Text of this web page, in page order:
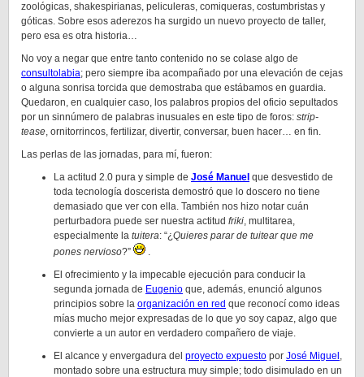
zoológicas, shakespirianas, peliculeras, comiqueras, costumbristas y
góticas. Sobre esos aderezos ha surgido un nuevo proyecto de taller,
pero esa es otra historia…
No voy a negar que entre tanto contenido no se colase algo de
consultolabia; pero siempre iba acompañado por una elevación de cejas
o alguna sonrisa torcida que demostraba que estábamos en guardia.
Quedaron, en cualquier caso, los palabros propios del oficio sepultados
por un sinnúmero de palabras inusuales en este tipo de foros: strip-
tease, ornitorrincos, fertilizar, divertir, conversar, buen hacer… en fin.
Las perlas de las jornadas, para mí, fueron:
La actitud 2.0 pura y simple de José Manuel que desvestido de
toda tecnología doscerista demostró que lo doscero no tiene
demasiado que ver con ella. También nos hizo notar cuán
perturbadora puede ser nuestra actitud friki, multitarea,
especialmente la tuitera: “¿Quieres parar de tuitear que me
pones nervioso?”
.
El ofrecimiento y la impecable ejecución para conducir la
segunda jornada de Eugenio que, además, enunció algunos
principios sobre la organización en red que reconocí como ideas
mías mucho mejor expresadas de lo que yo soy capaz, algo que
convierte a un autor en verdadero compañero de viaje.
El alcance y envergadura del proyecto expuesto por José Miguel ,
montado sobre una estructura muy simple; todo disimulado en un